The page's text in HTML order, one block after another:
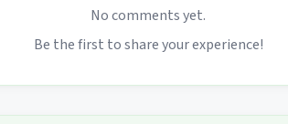
No comments yet.
Be the first to share your experience!